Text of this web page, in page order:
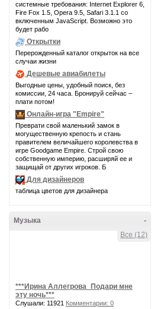
системные требования: Internet Explorer 6,
Fire Fox 1.5, Opera 9.5, Safari 3.1.1 со
включенным JavaScript. Возможно это
будет рабо
Открытки
Перерожденный каталог открыток на все
случаи жизни
Дешевые авиабилеты
Выгодные цены, удобный поиск, без
комиссии, 24 часа. Бронируй сейчас –
плати потом!
Онлайн-игра "Empire"
Преврати свой маленький замок в
могущественную крепость и стань
правителем величайшего королевства в
игре Goodgame Empire. Строй свою
собственную империю, расширяй ее и
защищай от других игроков. Б
Для дизайнеров
таблица цветов для дизайнера
-
Музыка
Все (12)
***Ирина Аллегрова_Подари мне
эту ночь***
Слушали: 11921 Комментарии: 0